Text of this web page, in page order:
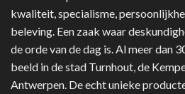
kwaliteit, specialisme,
beleving. Een zaak waar
de orde van de dag is. Al meer dan
beeld in de stad Turnhout, de
Antwerpen. De echt unieke